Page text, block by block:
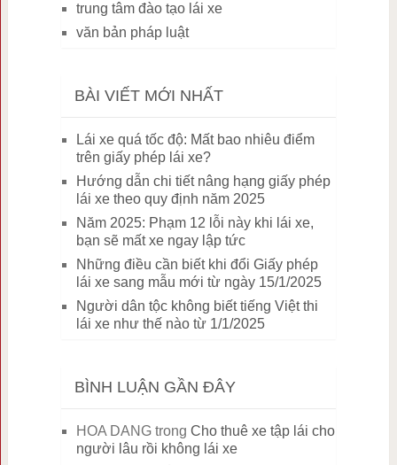
trung tâm đào tạo lái xe
văn bản pháp luật
BÀI VIẾT MỚI NHẤT
Lái xe quá tốc độ: Mất bao nhiêu điểm
trên giấy phép lái xe?
Hướng dẫn chi tiết nâng hạng giấy phép
lái xe theo quy định năm 2025
Năm 2025: Phạm 12 lỗi này khi lái xe,
bạn sẽ mất xe ngay lập tức
Những điều cần biết khi đổi Giấy phép
lái xe sang mẫu mới từ ngày 15/1/2025
Người dân tộc không biết tiếng Việt thi
lái xe như thế nào từ 1/1/2025
BÌNH LUẬN GẦN ĐÂY
HOA DANGtrong Cho thuê xe tập lái cho
người lâu rồi không lái xe